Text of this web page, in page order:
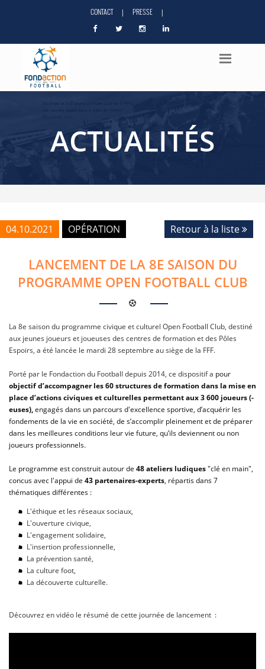
CONTACT | PRESSE |
ACTUALITÉS
04.10.2021 OPÉRATION Retour à la liste
LANCEMENT DE LA 8E SAISON DU
PROGRAMME OPEN FOOTBALL CLUB
La 8e saison du programme civique et culturel Open Football Club, destiné
aux jeunes joueurs et joueuses des centres de formation et des Pôles
Espoirs, a été lancée le mardi 28 septembre au siège de la FFF.
Porté par le Fondaction du Football depuis 2014, ce dispositif a pour
objectif d’accompagner les 60 structures de formation dans la mise en
place d’actions civiques et culturelles permettant aux 3 600 joueurs (-
euses),engagés dans un parcours d'excellence sportive, d’acquérir les
fondements de la vie en société, de s’accomplir pleinement et de préparer
dans les meilleures conditions leur vie future, qu’ils deviennent ou non
joueurs professionnels.
Le programme est construit autour de 48 ateliers ludiques"clé en main",
concus avec l'appui de 43 partenaires-experts, répartis dans 7
thématiques différentes :
L'éthique et les réseaux sociaux,
L'ouverture civique,
L'engagement solidaire,
L'insertion professionnelle,
La prévention santé,
La culture foot,
La découverte culturelle.
Découvrez en vidéo le résumé de cette journée de lancement :